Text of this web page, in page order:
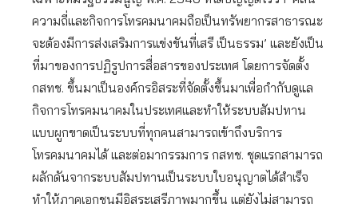
ความถี่และกิจการโทรคมนาคมถือเป็นทรัพยากรสาธารณะ
จะต้องมีการส่งเสริมการแข่งขันที่เสรี เป็นธรรม’ และยังเป็น
ที่มาของการปฏิรูปการสื่อสารของประเทศ โดยการจัดตั้ง
กสทช. ขึ้นมาเป็นองค์กรอิสระที่จัดตั้งขึ้นมาเพื่อกำกับดูแล
กิจการโทรคมนาคมในประเทศและทำให้ระบบสัมปทาน
แบบผูกขาดเป็นระบบที่ทุกคนสามารถเข้าถึงบริการ
โทรคมนาคมได้ และต่อมากรรมการ กสทช. ชุดแรกสามารถ
ผลักดันจากระบบสัมปทานเป็นระบบใบอนุญาตได้สำเร็จ
ทำให้ภาคเอกชนมีอิสระเสรีภาพมากขึ้น แต่ยังไม่สามารถ